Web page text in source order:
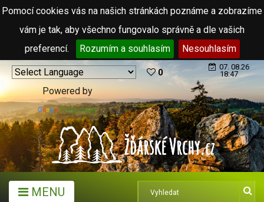
Pomocí cookies vás na našich stránkách poznáme a zobrazíme
vám je tak, aby všechno fungovalo správně a dle vašich
preferencí.
Rozumím a souhlasím Nesouhlasím
Powered by
Translate
0
07. 08.26
18:47
MENU